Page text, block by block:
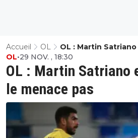
Accueil OL
OL : Martin
Menace Pas
OL : Martin Satriano
le menace pas
OL•29 NOV. , 18:30